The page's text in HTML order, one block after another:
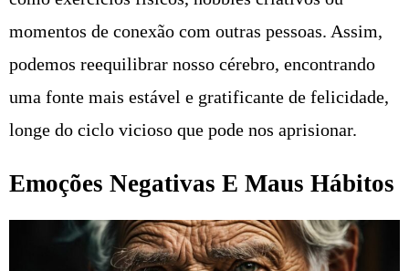
momentos de conexão com outras pessoas. Assim,
podemos reequilibrar nosso cérebro, encontrando
uma fonte mais estável e gratificante de felicidade,
longe do ciclo vicioso que pode nos aprisionar.
Emoções Negativas E Maus Hábitos